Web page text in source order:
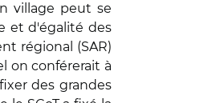
village peut se
et d'égalité des
régional (SAR)
on conférerait à
des grandes